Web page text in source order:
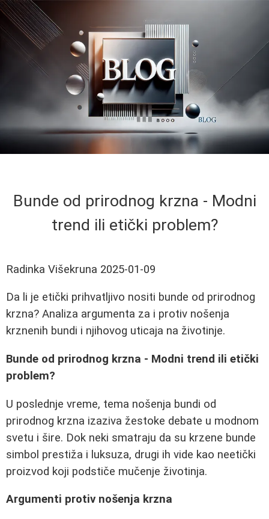
Bunde od prirodnog krzna - Modni
trend ili etički problem?
Radinka Višekruna 2025-01-09
Da li je etički prihvatljivo nositi bunde od prirodnog
krzna? Analiza argumenta za i protiv nošenja
krznenih bundi i njihovog uticaja na životinje.
Bunde od prirodnog krzna - Modni trend ili etički
problem?
U poslednje vreme, tema nošenja bundi od
prirodnog krzna izaziva žestoke debate u modnom
svetu i šire. Dok neki smatraju da su krzene bunde
simbol prestiža i luksuza, drugi ih vide kao neetički
proizvod koji podstiče mučenje životinja.
Argumenti protiv nošenja krzna